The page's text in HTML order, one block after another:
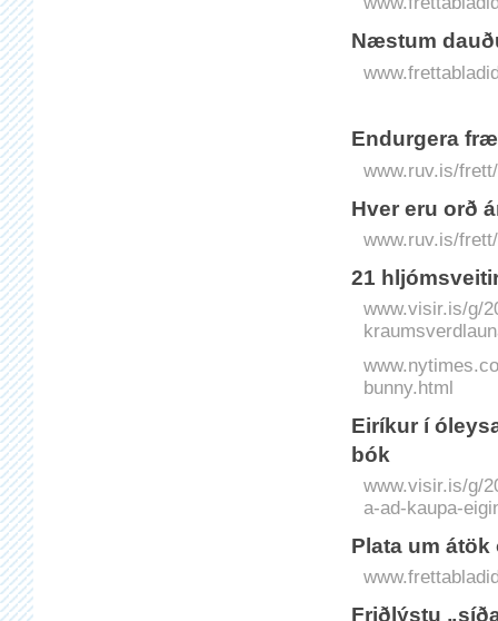
Næstum
Endurgera
www.ruv.is/
Hver eru orð
www.ruv.is/
21
www.visir.is/g/
bunny.html
Eiríkur í
bók
www.visir.is/g/
a-ad-kaupa-
Plat­a um
Friðlýstu